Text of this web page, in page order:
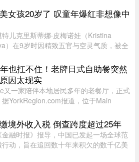
高速（Boucherville ...
女孩20岁了 叹童年爆红非想像中
儿克里斯蒂娜·皮梅诺娃（Kristina
）在9岁时因精致五官与空灵气质，被全
然而，爆红背后却伴随争议，她多次因拍
质疑将未成年孩童 ...
也扛不住！老牌日式自助餐突然
因太现实
又一家陪伴本地居民多年的老餐厅，正式
YorkRegion.com报道，位于Main
，已于7月30日结束营业。Maki Zushi
后因租金上涨于7月30 ...
境外收入税 倒查跨度超过25年
融时报》报导，中国已发起一场全球范
行动，旨在追回数十年来积欠的数千亿美